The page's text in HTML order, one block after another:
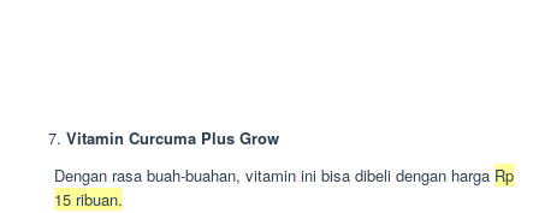
Vitamin Curcuma Plus Grow
Dengan rasa buah-buahan, vitamin ini bisa dibeli dengan harga Rp
15 ribuan.